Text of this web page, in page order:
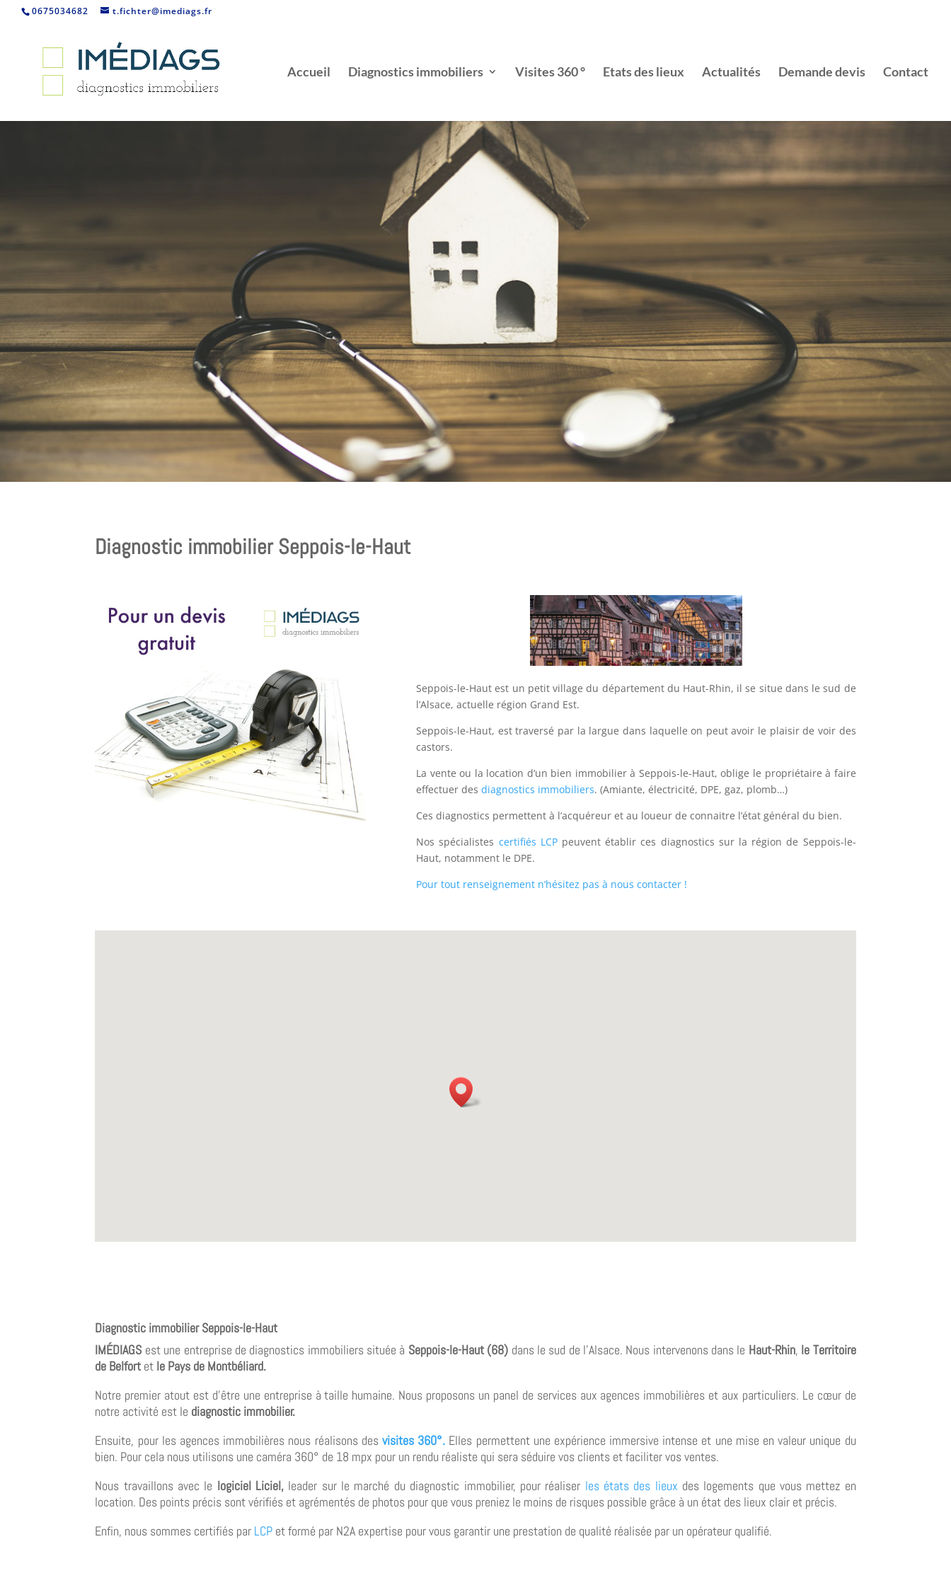
0675034682 t.fichter@imediags.fr
Accueil Diagnostics immobiliers Visites 360 ° Etats des lieux Actualités Demande devis Contact
Diagnostic immobilier Seppois-le-Haut
Seppois-le-Haut est un petit village du département du Haut-Rhin, il se situe dans le sud de
l’Alsace, actuelle région Grand Est.
Seppois-le-Haut, est traversé par la largue dans laquelle on peut avoir le plaisir de voir des
castors.
La vente ou la location d’un bien immobilier à Seppois-le-Haut, oblige le propriétaire à faire
effectuer desdiagnostics immobiliers. (Amiante, électricité, DPE, gaz, plomb…)
Ces diagnostics permettent à l’acquéreur et au loueur de connaitre l’état général du bien.
Nos spécialistes certifiés LCPpeuvent établir ces diagnostics sur la région de Seppois-le-
Haut, notamment le DPE.
Pour tout renseignement n’hésitez pas à nous contacter !
Diagnostic immobilier Seppois-le-Haut
IMÉDIAGS est une entreprise de diagnostics immobiliers située à Seppois-le-Haut (68) dans le sud de l’Alsace. Nous intervenons dans le Haut-Rhin, le Territoire
de Belfort et le Pays de Montbéliard.
Notre premier atout est d’être une entreprise à taille humaine. Nous proposons un panel de services aux agences immobilières et aux particuliers. Le cœur de
notre activité est le diagnostic immobilier.
Ensuite, pour les agences immobilières nous réalisons des visites 360°. Elles permettent une expérience immersive intense et une mise en valeur unique du
bien. Pour cela nous utilisons une caméra 360° de 18 mpx pour un rendu réaliste qui sera séduire vos clients et faciliter vos ventes.
Nous travaillons avec le logiciel Liciel, leader sur le marché du diagnostic immobilier, pour réaliser les états des lieux des logements que vous mettez en
location. Des points précis sont vérifiés et agrémentés de photos pour que vous preniez le moins de risques possible grâce à un état des lieux clair et précis.
Enfin, nous sommes certifiés par LCP et formé par N2A expertise pour vous garantir une prestation de qualité réalisée par un opérateur qualifié.